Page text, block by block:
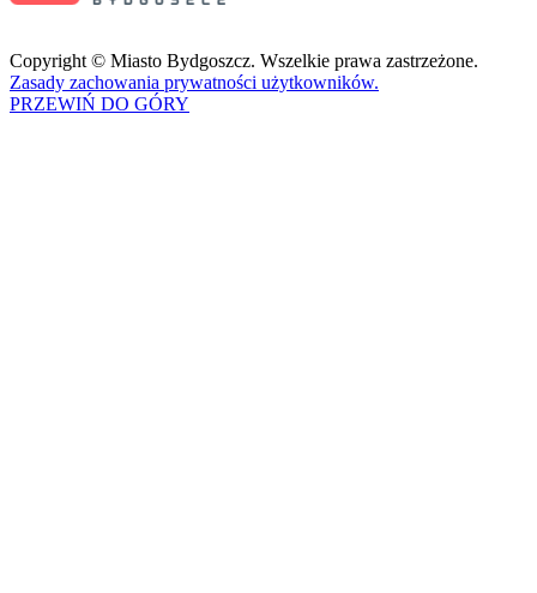
Copyright © Miasto Bydgoszcz. Wszelkie prawa zastrzeżone.
Zasady zachowania prywatności użytkowników.
PRZEWIŃ DO GÓRY